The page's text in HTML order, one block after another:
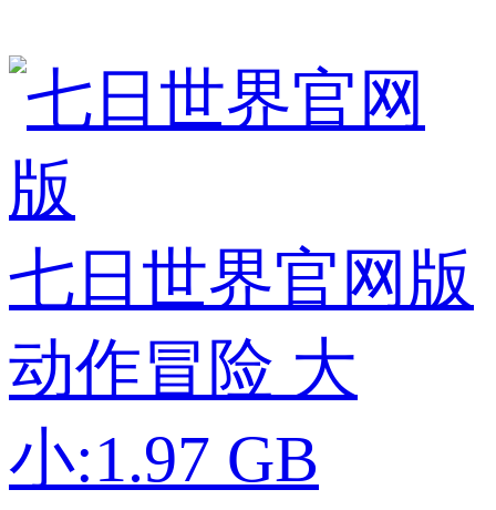
七日世界官网版
动作冒险 大
小:1.97 GB